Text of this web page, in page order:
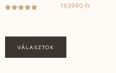
193990 Ft
VÁLASZTOK